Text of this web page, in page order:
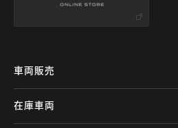
車両販売
在庫車両